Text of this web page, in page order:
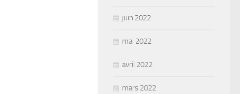
juin 2022
mai 2022
avril 2022
mars 2022